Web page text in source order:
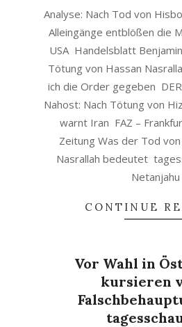
Analyse: Nach Tod von
Alleingänge entblößen die
USA Handelsblatt
Tötung von Hassan
ich die Order gegeben DER
Nahost: Nach Tötung von
warnt Iran FAZ –
Zeitung Was der Tod
Nasrallah bedeutet
Netanjahu
CONTINUE
Vor Wahl in
kursieren